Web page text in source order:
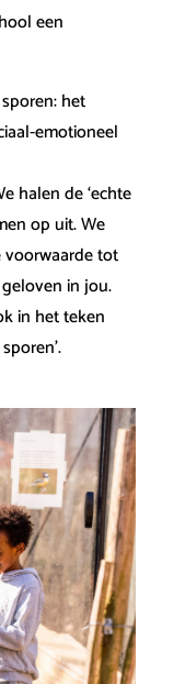
een
het
emotioneel
halen de ‘echte
op uit. We
tot
in jou.
in het teken